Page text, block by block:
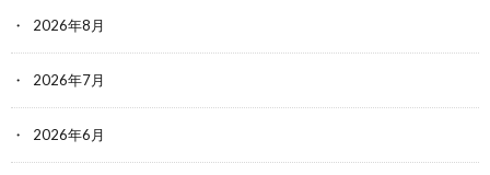
2026年8月
2026年7月
2026年6月